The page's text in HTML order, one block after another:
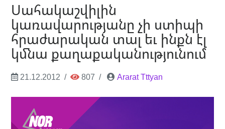
Սահակաշվիլին
կառավարությանը չի ստիպի
հրաժարական տալ եւ ինքն էլ
կմնա քաղաքականությունում
21.12.2012 807 Ararat Tttyan